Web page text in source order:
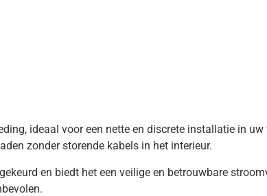
ideaal voor een nette en discrete installatie in
zonder storende kabels in het interieur.
en biedt het een veilige en betrouwbare